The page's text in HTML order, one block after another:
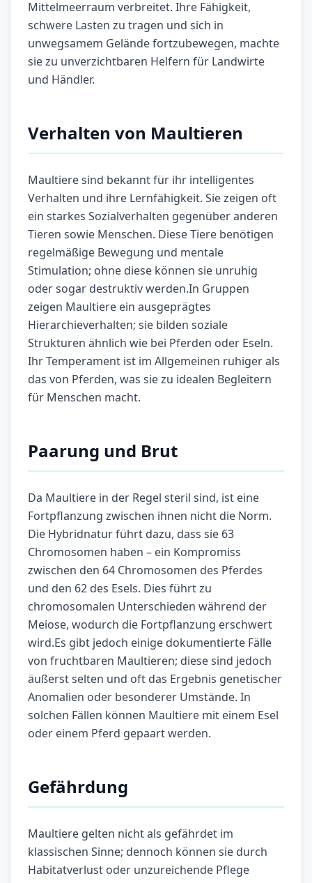
Mittelmeerraum verbreitet. Ihre Fähigkeit,
schwere Lasten zu tragen und sich in
unwegsamem Gelände fortzubewegen, machte
sie zu unverzichtbaren Helfern für Landwirte
und Händler.
Verhalten von Maultieren
Maultiere sind bekannt für ihr intelligentes
Verhalten und ihre Lernfähigkeit. Sie zeigen oft
ein starkes Sozialverhalten gegenüber anderen
Tieren sowie Menschen. Diese Tiere benötigen
regelmäßige Bewegung und mentale
Stimulation; ohne diese können sie unruhig
oder sogar destruktiv werden.In Gruppen
zeigen Maultiere ein ausgeprägtes
Hierarchieverhalten; sie bilden soziale
Strukturen ähnlich wie bei Pferden oder Eseln.
Ihr Temperament ist im Allgemeinen ruhiger als
das von Pferden, was sie zu idealen Begleitern
für Menschen macht.
Paarung und Brut
Da Maultiere in der Regel steril sind, ist eine
Fortpflanzung zwischen ihnen nicht die Norm.
Die Hybridnatur führt dazu, dass sie 63
Chromosomen haben – ein Kompromiss
zwischen den 64 Chromosomen des Pferdes
und den 62 des Esels. Dies führt zu
chromosomalen Unterschieden während der
Meiose, wodurch die Fortpflanzung erschwert
wird.Es gibt jedoch einige dokumentierte Fälle
von fruchtbaren Maultieren; diese sind jedoch
äußerst selten und oft das Ergebnis genetischer
Anomalien oder besonderer Umstände. In
solchen Fällen können Maultiere mit einem Esel
oder einem Pferd gepaart werden.
Gefährdung
Maultiere gelten nicht als gefährdet im
klassischen Sinne; dennoch können sie durch
Habitatverlust oder unzureichende Pflege